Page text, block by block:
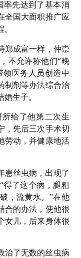
率先达到了基本消
全国大面积推广应
郑成富一样，仲崇
不允许称他们“晚
领医务人员创造中
制剂等办法综合治
生子。
给了他第二次生
，先后三次手术切
劳动，并健康地活
患丝虫病，出现了
得了这个病，腿粗
，流黄水。”在他
合的办法，使他很
女儿，后来身体很
治了无数的丝虫病